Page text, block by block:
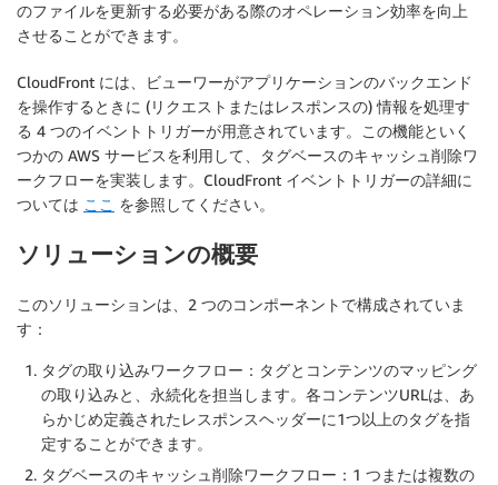
のファイルを更新する必要がある際のオペレーション効率を向上
させることができます。
CloudFront には、ビューワーがアプリケーションのバックエンド
を操作するときに (リクエストまたはレスポンスの) 情報を処理す
る 4 つのイベントトリガーが用意されています。この機能といく
つかの AWS サービスを利用して、タグベースのキャッシュ削除ワ
ークフローを実装します。CloudFront イベントトリガーの詳細に
ついては ここ を参照してください。
ソリューションの概要
このソリューションは、2 つのコンポーネントで構成されていま
す：
タグの取り込みワークフロー ：タグとコンテンツのマッピング
の取り込みと、永続化を担当します。各コンテンツURLは、あ
らかじめ定義されたレスポンスヘッダーに1つ以上のタグを指
定することができます。
タグベースのキャッシュ削除ワークフロー ：1 つまたは複数の